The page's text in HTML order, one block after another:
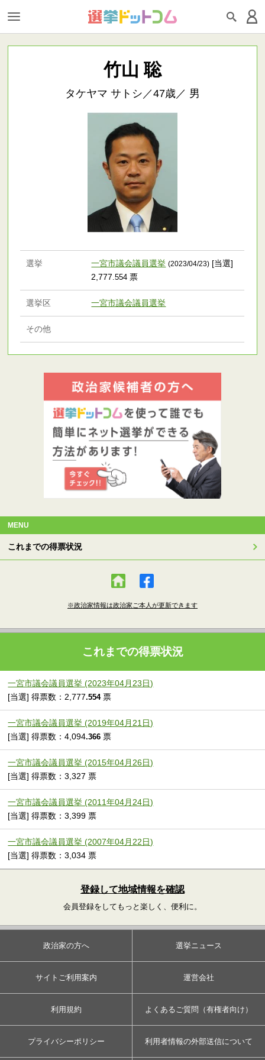
竹山 聡
タケヤマ サトシ／47歳／ 男
選挙 一宮市議会議員選挙 (2023/04/23) [当選]
2,777 .554 票
選挙区 一宮市議会議員選挙
その他
MENU
これまでの得票状況
※政治家情報は政治家ご本人が更新できます
これまでの得票状況
一宮市議会議員選挙 (2023年04月23日)
[当選] 得票数：2,777.554票
一宮市議会議員選挙 (2019年04月21日)
[当選] 得票数：4,094.366 票
一宮市議会議員選挙 (2015年04月26日)
[当選] 得票数：3,327 票
一宮市議会議員選挙 (2011年04月24日)
[当選] 得票数：3,399 票
一宮市議会議員選挙 (2007年04月22日)
[当選] 得票数：3,034 票
登録して地域情報を確認
会員登録をしてもっと楽しく、便利に。
政治家の方へ 選挙ニュース
サイトご利用案内 運営会社
利用規約 よくあるご質問（有権者向け）
プライバシーポリシー 利用者情報の外部送信について